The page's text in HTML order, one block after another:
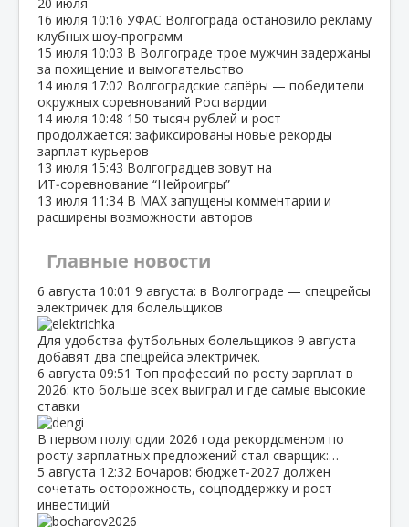
16 июля 10:16 УФАС Волгограда остановило рекламу
клубных шоу‑программ
15 июля 10:03 В Волгограде трое мужчин задержаны
за похищение и вымогательство
14 июля 17:02 Волгоградские сапёры — победители
окружных соревнований Росгвардии
14 июля 10:48 150 тысяч рублей и рост
продолжается: зафиксированы новые рекорды
зарплат курьеров
13 июля 15:43 Волгоградцев зовут на
ИТ‑соревнование “Нейроигры”
13 июля 11:34 В МАХ запущены комментарии и
расширены возможности авторов
Главные новости
6 августа 10:01 9 августа: в Волгограде — спецрейсы
электричек для болельщиков
Для удобства футбольных болельщиков 9 августа
добавят два спецрейса электричек.
6 августа 09:51 Топ профессий по росту зарплат в
2026: кто больше всех выиграл и где самые высокие
ставки
В первом полугодии 2026 года рекордсменом по
росту зарплатных предложений стал сварщик:…
5 августа 12:32 Бочаров: бюджет‑2027 должен
сочетать осторожность, соцподдержку и рост
инвестиций